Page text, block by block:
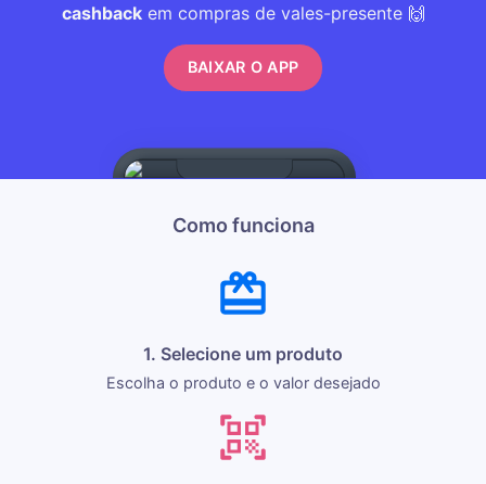
cashbackem compras de vales-presente 🙌
BAIXAR O APP
Como funciona
1. Selecione um produto
Escolha o produto e o valor desejado